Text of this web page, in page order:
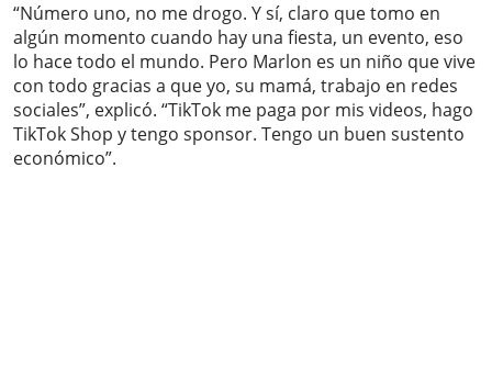
“Número uno, no me drogo. Y sí, claro que tomo en
algún momento cuando hay una fiesta, un evento, eso
lo hace todo el mundo. Pero Marlon es un niño que vive
con todo gracias a que yo, su mamá, trabajo en redes
sociales”, explicó. “TikTok me paga por mis videos, hago
TikTok Shop y tengo sponsor. Tengo un buen sustento
económico”.